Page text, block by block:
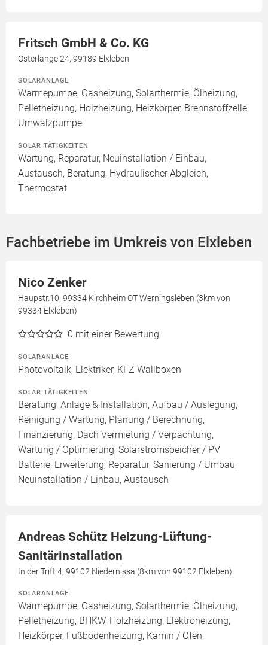
Fritsch GmbH & Co. KG
Osterlange 24, 99189 Elxleben
SOLARANLAGE
Wärmepumpe, Gasheizung, Solarthermie, Ölheizung,
Pelletheizung, Holzheizung, Heizkörper, Brennstoffzelle,
Umwälzpumpe
SOLAR TÄTIGKEITEN
Wartung, Reparatur, Neuinstallation / Einbau,
Austausch, Beratung, Hydraulischer Abgleich,
Thermostat
Fachbetriebe im Umkreis von Elxleben
Nico Zenker
Haupstr.10, 99334 Kirchheim OT Werningsleben (3km von
99334 Elxleben)
0 mit einer Bewertung
SOLARANLAGE
Photovoltaik, Elektriker, KFZ Wallboxen
SOLAR TÄTIGKEITEN
Beratung, Anlage & Installation, Aufbau / Auslegung,
Reinigung / Wartung, Planung / Berechnung,
Finanzierung, Dach Vermietung / Verpachtung,
Wartung / Optimierung, Solarstromspeicher / PV
Batterie, Erweiterung, Reparatur, Sanierung / Umbau,
Neuinstallation / Einbau, Austausch
Andreas Schütz Heizung-Lüftung-
Sanitärinstallation
In der Trift 4, 99102 Niedernissa (8km von 99102 Elxleben)
SOLARANLAGE
Wärmepumpe, Gasheizung, Solarthermie, Ölheizung,
Pelletheizung, BHKW, Holzheizung, Elektroheizung,
Heizkörper, Fußbodenheizung, Kamin / Ofen,